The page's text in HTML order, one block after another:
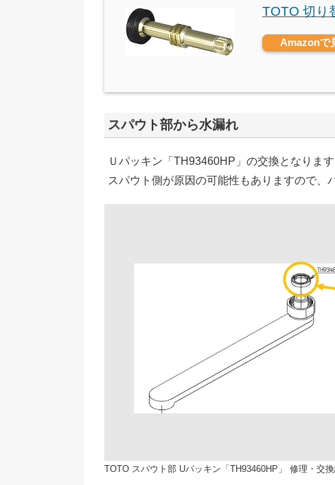
TOTO 切り
Amazonで
スパウト部から水漏れ
Ｕパッキン「TH93460HP」の交換となります
スパウト側が原因の可能性もありますので、
TOTO スパウト部 Uパッキン「TH93460HP」 修理・交